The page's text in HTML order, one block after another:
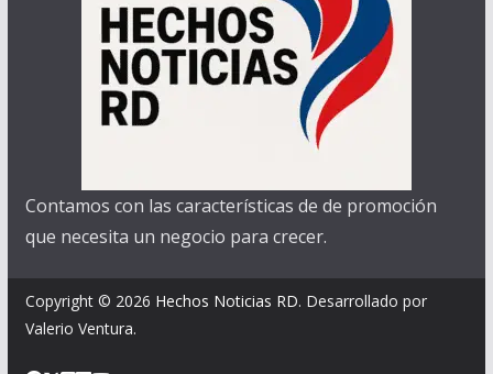
Contamos con las características de de promoción
que necesita un negocio para crecer.
Copyright © 2026 Hechos Noticias RD. Desarrollado por
Valerio Ventura.